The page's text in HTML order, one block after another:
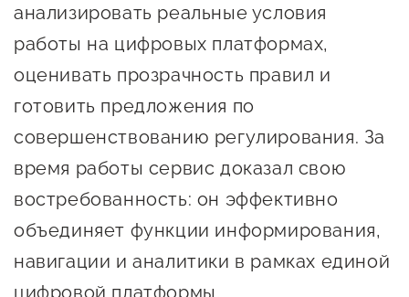
Экскурсии на
производства
Нормативные
документы
Органы власти
Организации,
предоставляющие поддержку
Интерактивные сервисы
Каталог маркетплейсов
Каталог креативной
продукции
Госзакупки для малого
бизнеса
анализировать реальные условия
работы на цифровых платформах,
оценивать прозрачность правил и
готовить предложения по
совершенствованию регулирования. За
время работы сервис доказал свою
востребованность: он эффективно
объединяет функции информирования,
навигации и аналитики в рамках единой
цифровой платформы.